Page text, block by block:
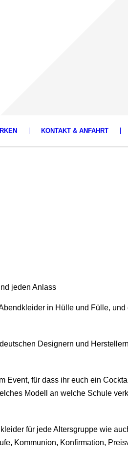
KONTAKT & ANFAHRT
jeden Anlass
in Hülle und Fülle,
Designern und
Event, für dass ihr euch ein
Modell an welche Schule
für jede Altersgruppe wie
Kommunion, Konfirmation,